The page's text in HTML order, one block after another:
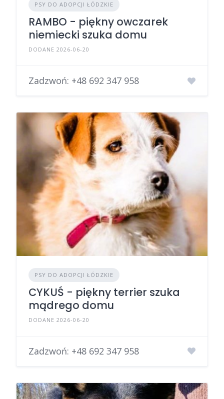
PSY DO ADOPCJI ŁÓDZKIE
RAMBO - piękny owczarek
niemiecki szuka domu
DODANE 2026-06-20
Zadzwoń: +48 692 347 958
PSY DO ADOPCJI ŁÓDZKIE
CYKUŚ - piękny terrier szuka
mądrego domu
DODANE 2026-06-20
Zadzwoń: +48 692 347 958